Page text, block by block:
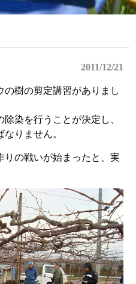
2011/12/21
樹の剪定講習がありまし
染を行うことが決定し、
りません。
りの戦いが始まったと、実